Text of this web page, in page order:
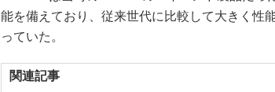
能を備えており、従来世代に比較して大きく性
っていた。
関連記事